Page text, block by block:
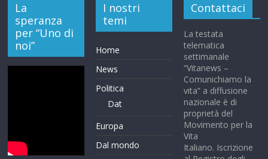
La
speranza
per “Uno di
noi”
I nostri
temi
Home
News
Politica
Dat
Europa
Dal mondo
Contattaci
La testata
telematica
settimanale
“Vitanews –
Comunichiamo la
vita” a diffusione
nazionale è di
proprietà del
Movimento per la
Vita
Italiano. Iscrizione